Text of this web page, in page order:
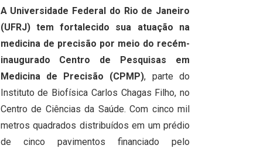
A Universidade Federal do Rio de Janeiro
(UFRJ) tem fortalecido sua atuação na
medicina de precisão por meio do recém-
inaugurado Centro de Pesquisas em
Medicina de Precisão (CPMP), parte do
Instituto de Biofísica Carlos Chagas Filho, no
Centro de Ciências da Saúde. Com cinco mil
metros quadrados distribuídos em um prédio
de cinco pavimentos financiado pelo